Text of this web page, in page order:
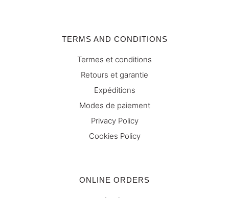
TERMS AND CONDITIONS
Termes et conditions
Retours et garantie
Expéditions
Modes de paiement
Privacy Policy
Cookies Policy
ONLINE ORDERS